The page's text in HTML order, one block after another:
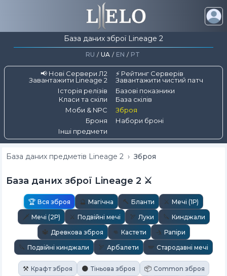
База даних зброї Lineage 2
RU / UA / EN / PT
📢 Нові Сервери Л2
⚡ Рейтинг Серверів
Завантажити Lineage 2
Завантажити чистий патч
Історія релізів
Базові показники
Класи та скіли
База скілів
Моби & NPC
Зброя
Броня
Набори броні
Інші предмети
База даних предметів Lineage 2 › Зброя
База даних зброї Lineage 2 ⚔️
🏆 Вся зброя 🔮 Магічна 🔨 Бланти ⚔️ Мечі (1Р)
🗡️ Мечі (2Р) ⚔️ Подвійні мечі 🏹 Луки 🔪 Кинджали
🔱 Древкова зброя 👊 Кастети 🤺 Рапіри
🔪 Подвійні кинджали 🏹 Арбалети 🪽 Стародавні мечі
⚒️ Крафт зброя 🌑 Тіньова зброя 📦 Common зброя